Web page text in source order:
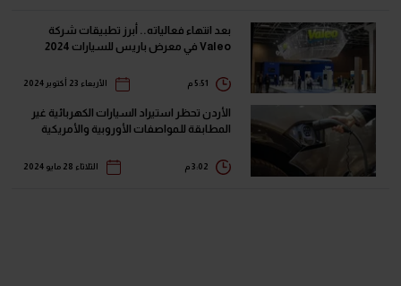
بعد انتهاء فعالياته.. أبرز تطبيقات شركة
Valeo في معرض باريس للسيارات 2024
الأربعاء 23 أكتوبر 2024
الأردن تحظر استيراد السيارات الكهربائية غير
المطابقة للمواصفات الأوروبية والأمريكية
الثلاثاء 28 مايو 2024